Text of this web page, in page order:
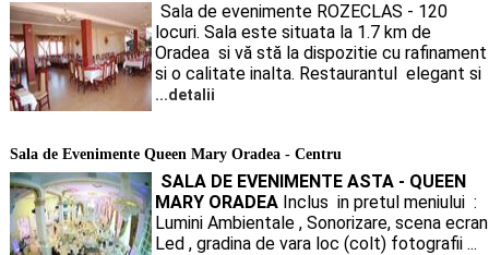
Sala de evenimente ROZECLAS - 120
locuri. Sala este situata la 1.7 km de
Oradea si vă stă la dispozitie cu rafinament
si o calitate inalta. Restaurantul elegant si
...detalii
Sala de Evenimente Queen Mary Oradea - Centru
SALA DE EVENIMENTE ASTA - QUEEN
MARY ORADEA Inclus in pretul meniului :
Lumini Ambientale , Sonorizare, scena ecran
Led , gradina de vara loc (colt) fotografii ...